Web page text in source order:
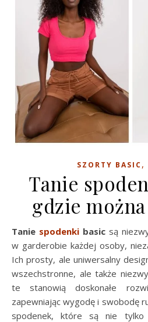
SZORTY BASIC,
Tanie
gdzie
Tanie spodenki basic są
w garderobie każdej osoby,
Ich prosty, ale uniwersalny
wszechstronne, ale także
te stanowią doskonałe
zapewniając wygodę i swobodę
spodenek, które są nie tylko